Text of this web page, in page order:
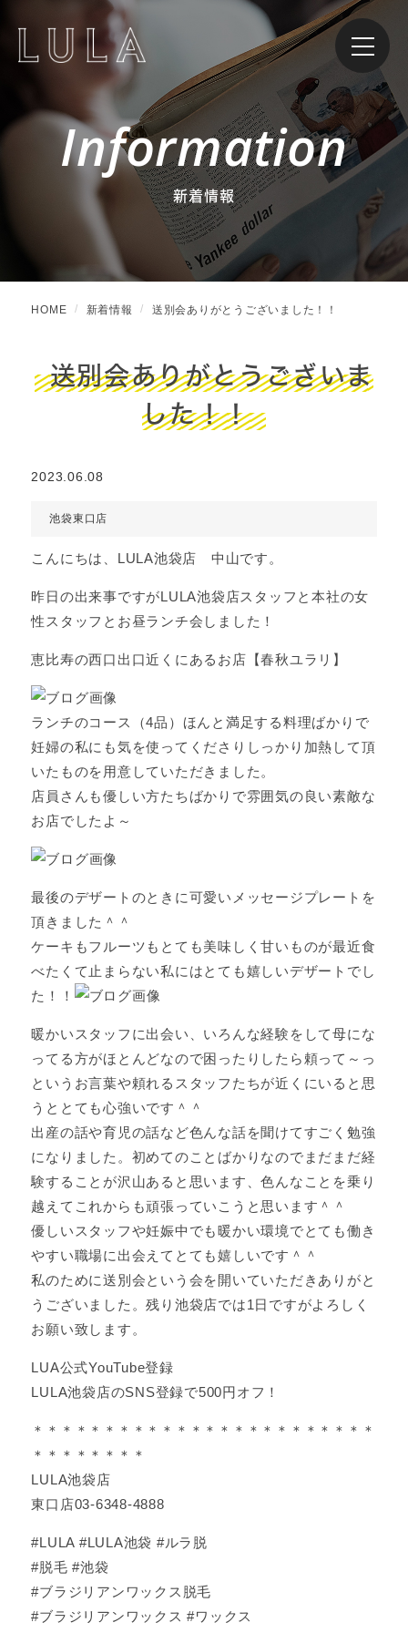
Information
新着情報
HOME 新着情報 送別会ありがとうございました！！
送別会ありがとうございま
した！！
2023.06.08
池袋東口店
こんにちは、LULA池袋店 中山です。
昨日の出来事ですがLULA池袋店スタッフと本社の女
性スタッフとお昼ランチ会しました！
恵比寿の西口出口近くにあるお店【春秋ユラリ】
ランチのコース（4品）ほんと満足する料理ばかりで
妊婦の私にも気を使ってくださりしっかり加熱して頂
いたものを用意していただきました。
店員さんも優しい方たちばかりで雰囲気の良い素敵な
お店でしたよ～
最後のデザートのときに可愛いメッセージプレートを
頂きました＾＾
ケーキもフルーツもとても美味しく甘いものが最近食
べたくて止まらない私にはとても嬉しいデザートでし
た！！
暖かいスタッフに出会い、いろんな経験をして母にな
ってる方がほとんどなので困ったりしたら頼って～っ
というお言葉や頼れるスタッフたちが近くにいると思
うととても心強いです＾＾
出産の話や育児の話など色んな話を聞けてすごく勉強
になりました。初めてのことばかりなのでまだまだ経
験することが沢山あると思います、色んなことを乗り
越えてこれからも頑張っていこうと思います＾＾
優しいスタッフや妊娠中でも暖かい環境でとても働き
やすい職場に出会えてとても嬉しいです＾＾
私のために送別会という会を開いていただきありがと
うございました。残り池袋店では1日ですがよろしく
お願い致します。
LUA公式YouTube登録
LULA池袋店のSNS登録で500円オフ！
＊＊＊＊＊＊＊＊＊＊＊＊＊＊＊＊＊＊＊＊＊＊＊＊
＊＊＊＊＊＊＊＊
LULA池袋店
東口店03-6348-4888
#LULA #LULA池袋 #ルラ脱
#脱毛 #池袋
#ブラジリアンワックス脱毛
#ブラジリアンワックス #ワックス